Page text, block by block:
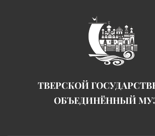
ТВЕРСКОЙ
ОБЪЕДИНЁННЫЙ